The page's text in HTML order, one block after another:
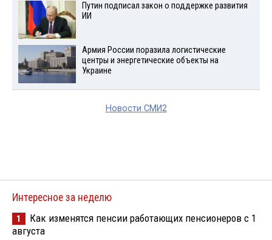
Путин подписал закон о поддержке развития
ИИ
Армия России поразила логистические
центры и энергетические объекты на
Украине
Новости СМИ2
Интересное за неделю
1
Как изменятся пенсии работающих пенсионеров с 1
августа